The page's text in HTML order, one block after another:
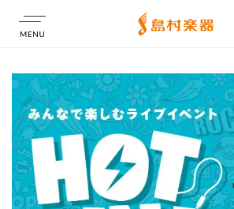
店舗情報